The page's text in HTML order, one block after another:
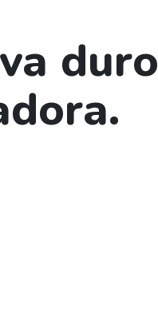
duro